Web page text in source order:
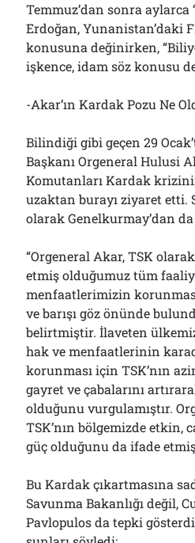
Temmuz’dan sonra aylarca
Erdoğan, Yunanistan’daki
konusuna değinirken,
işkence, idam söz konusu
-Akar’ın Kardak Pozu Ne
Bilindiği gibi geçen 29
Başkanı Orgeneral Hulusi
Komutanları Kardak
uzaktan burayı ziyaret
olarak Genelkurmay’dan da
“Orgeneral Akar, TSK
etmiş olduğumuz tüm
menfaatlerimizin
ve barışı göz önünde
belirtmiştir. İlaveten
hak ve menfaatlerinin
korunması için TSK’nın
gayret ve çabalarını
olduğunu vurgulamıştır.
TSK’nın bölgemizde etkin,
güç olduğunu da ifade
Bu Kardak çıkartmasına
Savunma Bakanlığı değil,
Pavlopulos da tepki